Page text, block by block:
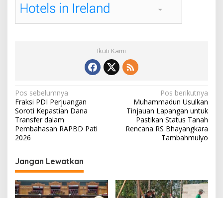
Ikuti Kami
N
a
v
i
a
s
i
Pos sebelumnya
Fraksi PDI Perjuangan
Soroti Kepastian Dana
Transfer dalam
Pembahasan RAPBD Pati
2026
Pos berikutnya
Muhammadun Usulkan
Tinjauan Lapangan untuk
Pastikan Status Tanah
Rencana RS Bhayangkara
Tambahmulyo
Jangan Lewatkan